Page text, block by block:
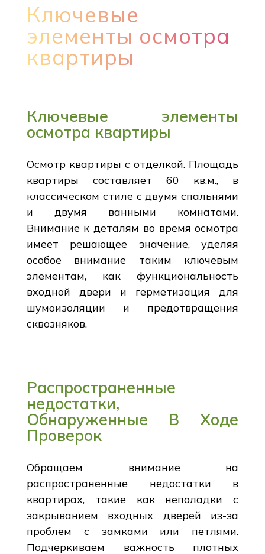
Ключевые
элементы осмотра
квартиры
Ключевые элементы
осмотра квартиры
Осмотр квартиры с отделкой. Площадь
квартиры составляет 60 кв.м., в
классическом стиле с двумя спальнями
и двумя ванными комнатами.
Внимание к деталям во время осмотра
имеет решающее значение, уделяя
особое внимание таким ключевым
элементам, как функциональность
входной двери и герметизация для
шумоизоляции и предотвращения
сквозняков.
Распространенные
недостатки,
Обнаруженные В Ходе
Проверок
Обращаем внимание на
распространенные недостатки в
квартирах, такие как неполадки с
закрыванием входных дверей из-за
проблем с замками или петлями.
Подчеркиваем важность плотных